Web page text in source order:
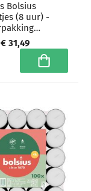
Bolsius
(8 uur) -
€ 31,49
In